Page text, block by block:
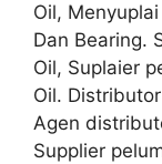
Oil,
Dan Bearing.
Oil, Suplaier
Oil.
Agen
Supplier